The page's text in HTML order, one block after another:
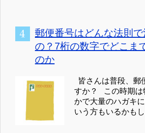
郵便番号はどんな法則
の？7桁の数字でどこま
のか
皆さんは普段、郵
すか？ この時期は
かで大量のハガキ
いう方もいるかも